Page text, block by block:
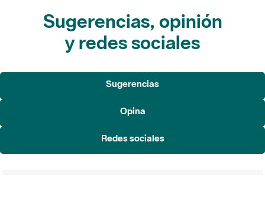
Sugerencias, opinión
y redes sociales
Sugerencias
Opina
Redes sociales